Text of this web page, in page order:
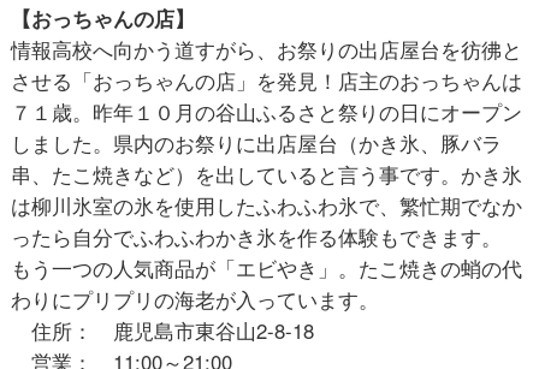
【おっちゃんの店】
情報高校へ向かう道すがら、お祭りの出店屋台を彷彿と
させる「おっちゃんの店」を発見！店主のおっちゃんは
７１歳。昨年１０月の谷山ふるさと祭りの日にオープン
しました。県内のお祭りに出店屋台（かき氷、豚バラ
串、たこ焼きなど）を出していると言う事です。かき氷
は柳川氷室の氷を使用したふわふわ氷で、繁忙期でなか
ったら自分でふわふわかき氷を作る体験もできます。
もう一つの人気商品が「エビやき」。たこ焼きの蛸の代
わりにプリプリの海老が入っています。
住所： 鹿児島市東谷山2-8-18
営業： 11:00～21:00